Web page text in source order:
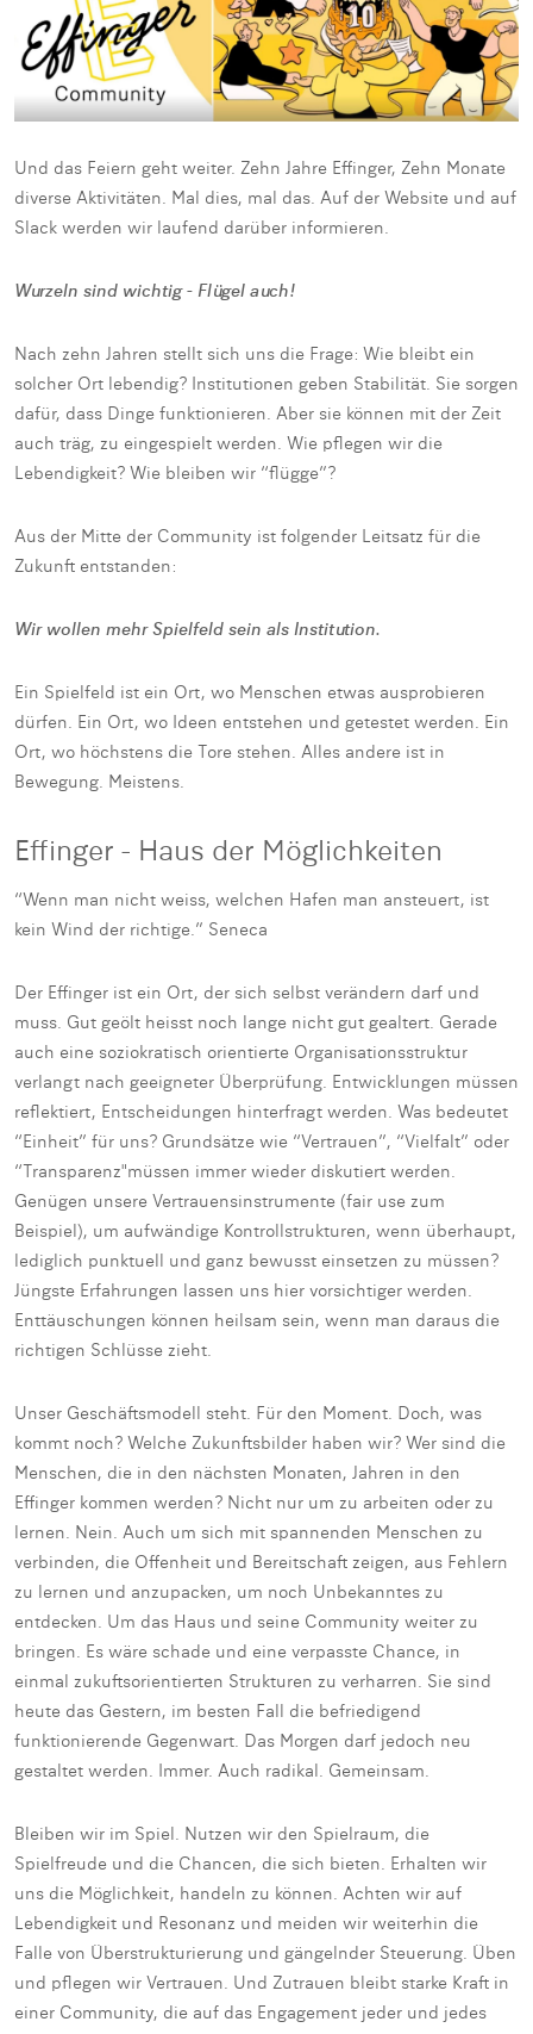
Und das Feiern geht weiter. Zehn Jahre Effinger, Zehn Monate
diverse Aktivitäten. Mal dies, mal das. Auf der Website und auf
Slack werden wir laufend darüber informieren.
Wurzeln sind wichtig - Flügel auch!
Nach zehn Jahren stellt sich uns die Frage: Wie bleibt ein
solcher Ort lebendig? Institutionen geben Stabilität. Sie sorgen
dafür, dass Dinge funktionieren. Aber sie können mit der Zeit
auch träg, zu eingespielt werden. Wie pflegen wir die
Lebendigkeit? Wie bleiben wir “flügge”?
Aus der Mitte der Community ist folgender Leitsatz für die
Zukunft entstanden:
Wir wollen mehr Spielfeld sein als Institution.
Ein Spielfeld ist ein Ort, wo Menschen etwas ausprobieren
dürfen. Ein Ort, wo Ideen entstehen und getestet werden. Ein
Ort, wo höchstens die Tore stehen. Alles andere ist in
Bewegung. Meistens.
Effinger - Haus der Möglichkeiten
“Wenn man nicht weiss, welchen Hafen man ansteuert, ist
kein Wind der richtige.” Seneca
Der Effinger ist ein Ort, der sich selbst verändern darf und
muss. Gut geölt heisst noch lange nicht gut gealtert. Gerade
auch eine soziokratisch orientierte Organisationsstruktur
verlangt nach geeigneter Überprüfung. Entwicklungen müssen
reflektiert, Entscheidungen hinterfragt werden. Was bedeutet
“Einheit” für uns? Grundsätze wie “Vertrauen”, “Vielfalt” oder
“Transparenz"müssen immer wieder diskutiert werden.
Genügen unsere Vertrauensinstrumente (fair use zum
Beispiel), um aufwändige Kontrollstrukturen, wenn überhaupt,
lediglich punktuell und ganz bewusst einsetzen zu müssen?
Jüngste Erfahrungen lassen uns hier vorsichtiger werden.
Enttäuschungen können heilsam sein, wenn man daraus die
richtigen Schlüsse zieht.
Unser Geschäftsmodell steht. Für den Moment. Doch, was
kommt noch? Welche Zukunftsbilder haben wir? Wer sind die
Menschen, die in den nächsten Monaten, Jahren in den
Effinger kommen werden? Nicht nur um zu arbeiten oder zu
lernen. Nein. Auch um sich mit spannenden Menschen zu
verbinden, die Offenheit und Bereitschaft zeigen, aus Fehlern
zu lernen und anzupacken, um noch Unbekanntes zu
entdecken. Um das Haus und seine Community weiter zu
bringen. Es wäre schade und eine verpasste Chance, in
einmal zukuftsorientierten Strukturen zu verharren. Sie sind
heute das Gestern, im besten Fall die befriedigend
funktionierende Gegenwart. Das Morgen darf jedoch neu
gestaltet werden. Immer. Auch radikal. Gemeinsam.
Bleiben wir im Spiel. Nutzen wir den Spielraum, die
Spielfreude und die Chancen, die sich bieten. Erhalten wir
uns die Möglichkeit, handeln zu können. Achten wir auf
Lebendigkeit und Resonanz und meiden wir weiterhin die
Falle von Überstrukturierung und gängelnder Steuerung. Üben
und pflegen wir Vertrauen. Und Zutrauen bleibt starke Kraft in
einer Community, die auf das Engagement jeder und jedes